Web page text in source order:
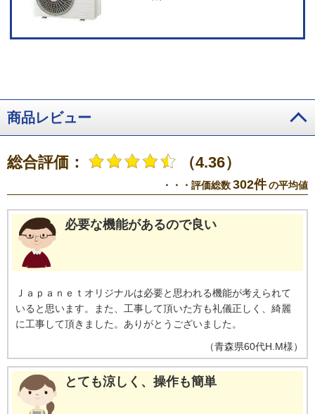
レスを採用。
※8【最上位モデルにも搭載／凍結洗浄 除菌ヒートプラス】X
シリーズ搭載「凍結洗浄ヒートプラス」とは加熱温度が異なる。手動運転の
満足度。2023年11月調査。N=6,455。
※10【フィルター掃除で約10％の省
入れ】ダストボックスは半年に1回を目安に定期的に確認して、ホコリがたま
っているようならお手入れをしてください。
※13【最上位モデルにも搭載
／プラズマイオン空清】Xシリーズ搭載「パワフルPremiumプラズマ空清」と
ラスチック素材とステンレスの比較。JIS粉体8種・11種混合。約8時間送風運
※15【除菌／ステンレス通風路・ス
テンレスフラップ】エアコンから出る空気を除菌しているわけではありませ
り運転で省エネ】RAS-GT4026D、洋室14畳。冷房時:外気温35℃、設定温度
27℃、風速自動において、室温安定時の1時間あたりの積算消費電力量が
［ecoこれっきり］ON（262Wh）とOFF（303Wh）との比較。カーテンを閉
め切った日射量の少ない日中を想定。
の室外機の吸い込み空気温度。ベランダなど狭小スペースに設置した場合、
ださい。また、高温の場合、製品保護のため運転しないことがあります。使
用環境により能力が低下する場合があります。
※18【国内唯一／室外機ま
で凍結洗浄】2026年4月時点で販売されている国内家庭用エアコンにおいて。
商品レビュー
総合評価： （4.36）
・・・評価総数302件の平均値
必要な機能があるので良い
Ｊａｐａｎｅｔオリジナルは必要と思われる機能が考えられて
いると思います。また、工事して頂いた方も礼儀正しく、綺麗
に工事して頂きました。ありがとうございました。
（青森県60代H.M様）
とても涼しく、操作も簡単